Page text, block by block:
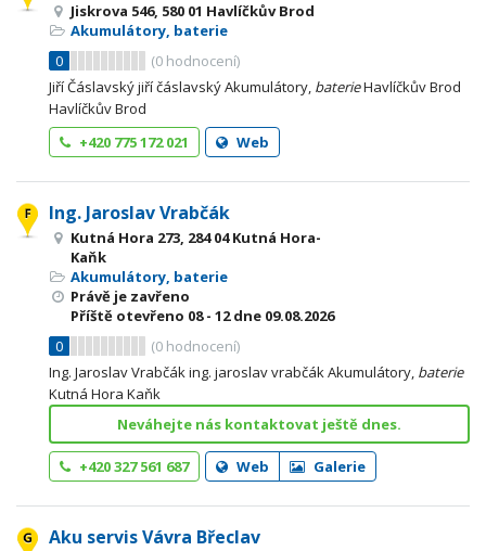
Jiskrova 546, 580 01 Havlíčkův Brod
Akumulátory, baterie
0
(0 hodnocení)
Jiří Čáslavský jiří čáslavský Akumulátory, baterieHavlíčkův Brod
Havlíčkův Brod
+420 775 172 021
Web
Ing. Jaroslav Vrabčák
Kutná Hora 273, 284 04 Kutná Hora-
Kaňk
Akumulátory, baterie
Právě je zavřeno
Příště otevřeno 08 - 12dne 09.08.2026
0
(0 hodnocení)
Ing. Jaroslav Vrabčák ing. jaroslav vrabčák Akumulátory, baterie
Kutná Hora Kaňk
Neváhejte nás kontaktovat ještě dnes.
+420 327 561 687 Web Galerie
Aku servis Vávra Břeclav